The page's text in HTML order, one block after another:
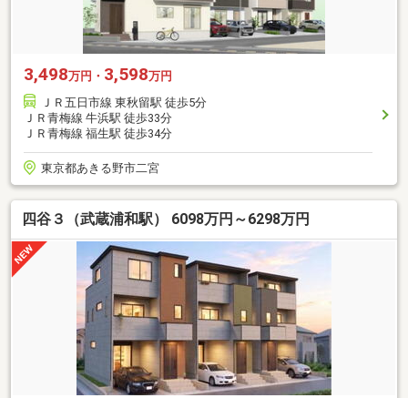
3,498万円・ 3,598万円
ＪＲ五日市線 東秋留駅 徒歩5分
ＪＲ青梅線 牛浜駅 徒歩33分
ＪＲ青梅線 福生駅 徒歩34分
東京都あきる野市二宮
四谷３（武蔵浦和駅） 6098万円～6298万円